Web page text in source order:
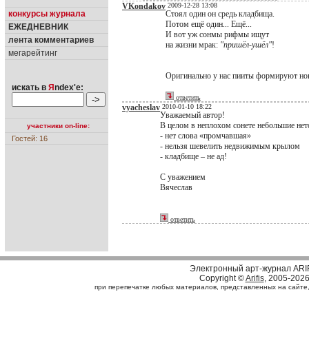
конкурсы журнала
ЕЖЕДНЕВНИК
лента комментариев
мегарейтинг
искать в Я ndex'е:
участники on-line:
Гостей: 16
VKondakov 2009-12-28 13:08
Стоял один он средь кладбища.
Потом ещё один... Ещё...
И вот уж сонмы рифмы ищут
на жизни мрак: "пришёл-ушёл"!
Оригинально у нас пииты формируют
ответить
vyacheslav 2010-01-10 18:22
Уважаемый автор!
В целом в неплохом сонете небольшие
- нет слова «промчавшая»
- нельзя шевелить недвижимым крылом
- кладбище – не ад!
С уважением
Вячеслав
ответить
Электронный арт-журнал
Copyright ©Arifis, 2005-2026
при перепечатке любых материалов, представленных на